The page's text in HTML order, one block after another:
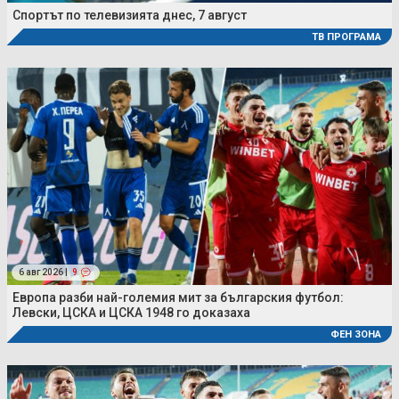
Спортът по телевизията днес, 7 август
ТВ ПРОГРАМА
6 авг 2026 | 9
Европа разби най-големия мит за българския футбол:
Левски, ЦСКА и ЦСКА 1948 го доказаха
ФЕН ЗОНА